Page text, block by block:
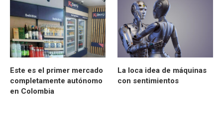
Este es el primer mercado
completamente autónomo
en Colombia
La loca idea de máquinas
con sentimientos